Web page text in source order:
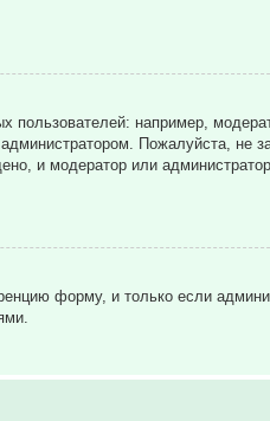
пользователей: например,
Пожалуйста, не
и модератор или администратор
форму, и только если